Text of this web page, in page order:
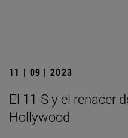
11 | 09 | 2023
El 11-S y el renacer
Hollywood